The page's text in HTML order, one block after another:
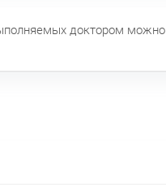
доктором можно